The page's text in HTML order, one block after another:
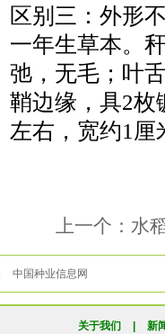
区别三：外形
一年生草本。
弛，无毛；叶
鞘边缘，具2枚
左右，宽约1厘
上一个：水
中国种业信息网
关于我们
新